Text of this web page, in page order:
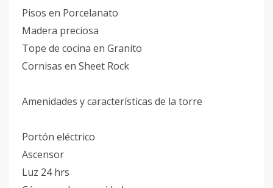
Pisos en Porcelanato
Madera preciosa
Tope de cocina en Granito
Cornisas en Sheet Rock
Amenidades y características de la torre
Portón eléctrico
Ascensor
Luz 24 hrs